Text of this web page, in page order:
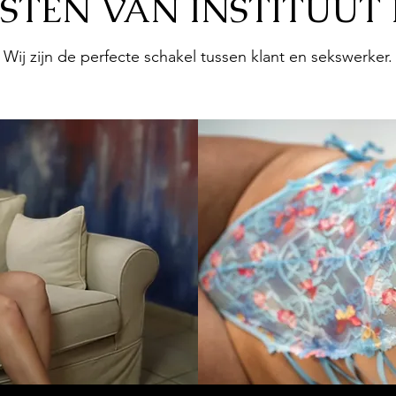
VAN INSTITUUT
Wij zijn de perfecte schakel tussen klant en sekswerker.